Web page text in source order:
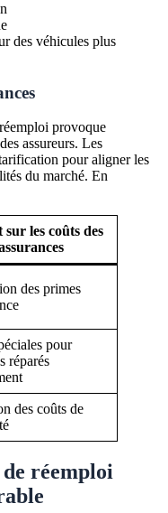
des véhicules plus
provoque
assureurs. Les
pour aligner les
du marché. En
les coûts des
des primes
pour
réparés
des coûts de
de réemploi